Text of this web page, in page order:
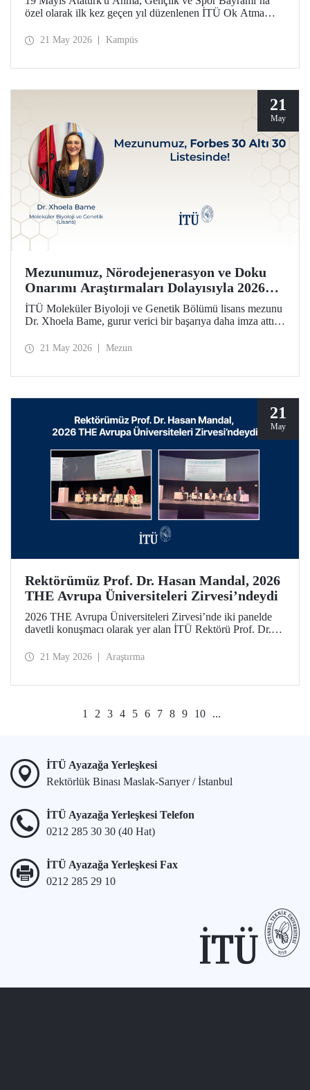
özel olarak ilk kez geçen yıl düzenlenen İTÜ Ok Atma
bir araya getirdi.
21 May 2026 Kampüs
21
May
Mezunumuz, Nörodejenerasyon ve Doku
Onarımı Araştırmaları Dolayısıyla 2026
Forbes 30 Altı 30 Listesinde!
İTÜ Moleküler Biyoloji ve Genetik Bölümü lisans mezunu
Dr. Xhoela Bame, gurur verici bir başarıya daha imza attı.
çalışmaları dolayısıyla Forbes dergisinin “2026 Avrupa’nın
21 May 2026 Mezun
21
May
Rektörümüz Prof. Dr. Hasan Mandal, 2026
THE Avrupa Üniversiteleri Zirvesi’ndeydi
2026 THE Avrupa Üniversiteleri Zirvesi’nde iki panelde
davetli konuşmacı olarak yer alan İTÜ Rektörü Prof. Dr.
katıldığı toplantıda uluslararası araştırma ve iş birliği
21 May 2026 Araştırma
1 2 3 4 5 6 7 8 9 10 ...
İTÜ Ayazağa Yerleşkesi
Rektörlük Binası Maslak-Sarıyer / İstanbul
İTÜ Ayazağa Yerleşkesi Telefon
0212 285 30 30 (40 Hat)
İTÜ Ayazağa Yerleşkesi Fax
0212 285 29 10